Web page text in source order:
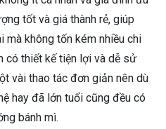
tốt và giá thành rẻ, giúp
không tốn kém nhiều chi
có thiết kế tiện lợi và dễ sử
vài thao tác đơn giản nên dù
hay đã lớn tuổi cũng đều có
bánh mì.